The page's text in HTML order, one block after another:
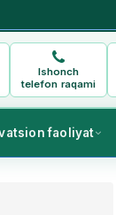
Ishonch
telefon raqami
faoliyat